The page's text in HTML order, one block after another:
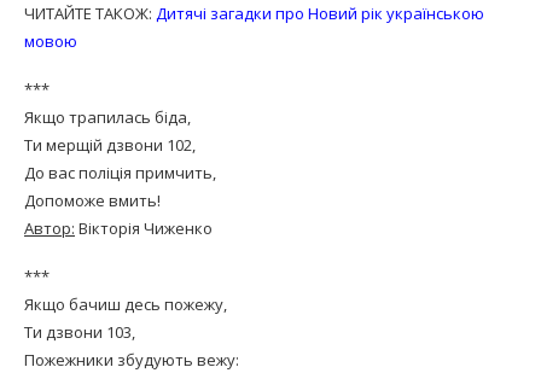
ЧИТАЙТЕ ТАКОЖ: Дитячі загадки про Новий рік українською
мовою
***
Якщо трапилась біда,
Ти мерщій дзвони 102,
До вас поліція примчить,
Допоможе вмить!
Автор: Вікторія Чиженко
***
Якщо бачиш десь пожежу,
Ти дзвони 103,
Пожежники збудують вежу: